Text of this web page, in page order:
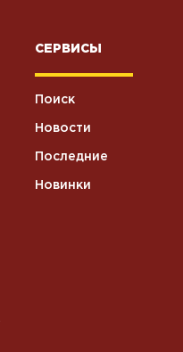
СЕРВИСЫ
Поиск
Новости
Последние
Новинки